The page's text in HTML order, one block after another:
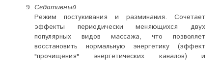
Седативный
Режим постукивания и разминания. Сочетает
эффекты периодически меняющихся двух
популярных видов массажа, что позволяет
восстановить нормальную энергетику (эффект
"прочищения" энергетических каналов) и